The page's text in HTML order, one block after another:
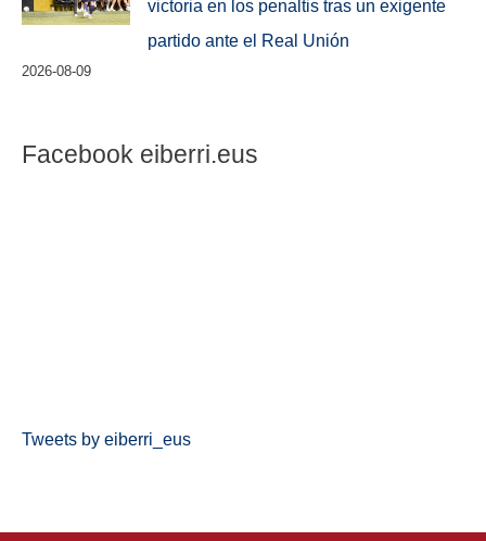
victoria en los penaltis tras un exigente
partido ante el Real Unión
2026-08-09
Facebook eiberri.eus
Tweets by eiberri_eus